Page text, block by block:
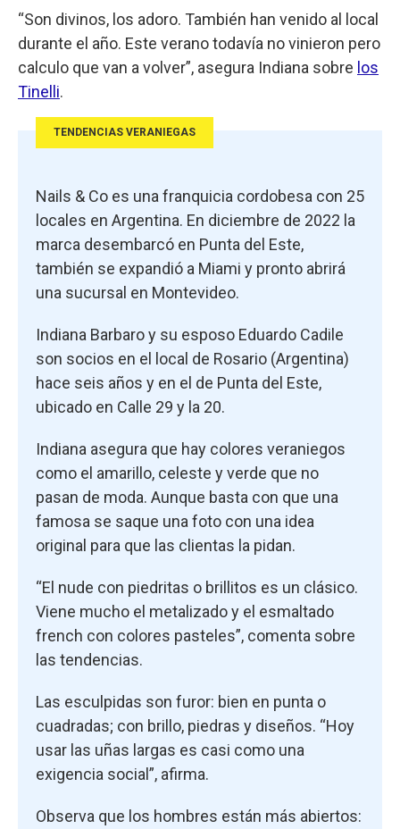
“Son divinos, los adoro. También han venido al local
durante el año. Este verano todavía no vinieron pero
calculo que van a volver”, asegura Indiana sobre los
Tinelli.
TENDENCIAS VERANIEGAS
Nails & Co es una franquicia cordobesa con 25
locales en Argentina. En diciembre de 2022 la
marca desembarcó en Punta del Este,
también se expandió a Miami y pronto abrirá
una sucursal en Montevideo.
Indiana Barbaro y su esposo Eduardo Cadile
son socios en el local de Rosario (Argentina)
hace seis años y en el de Punta del Este,
ubicado en Calle 29 y la 20.
Indiana asegura que hay colores veraniegos
como el amarillo, celeste y verde que no
pasan de moda. Aunque basta con que una
famosa se saque una foto con una idea
original para que las clientas la pidan.
“El nude con piedritas o brillitos es un clásico.
Viene mucho el metalizado y el esmaltado
french con colores pasteles”, comenta sobre
las tendencias.
Las esculpidas son furor: bien en punta o
cuadradas; con brillo, piedras y diseños. “Hoy
usar las uñas largas es casi como una
exigencia social”, afirma.
Observa que los hombres están más abiertos: